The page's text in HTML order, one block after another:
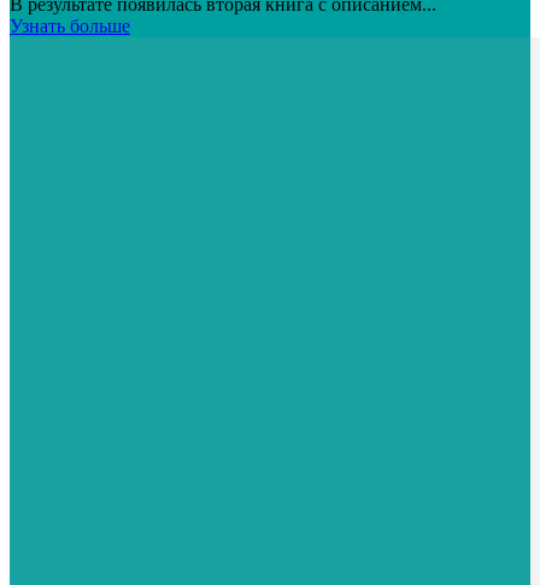
В результате появилась вторая книга с описанием...
Узнать больше